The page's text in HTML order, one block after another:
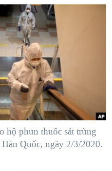
CỦA MỸ: QUÁ KHỨ VÀ HIỆN
DẢI GAZA
'BÊN THẮNG CUỘC'
hộ phun thuốc sát trùng
Quốc, ngày 2/3/2020.